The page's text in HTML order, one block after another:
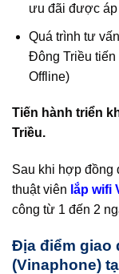
ưu đãi được áp
Quá trình tư
Đông Triều tiến
Offline)
Tiến hành triển
Triều.
Sau khi hợp đồng
thuật viên lắp wifi
công từ 1 đến 2
Địa điểm giao
(Vinaphone)